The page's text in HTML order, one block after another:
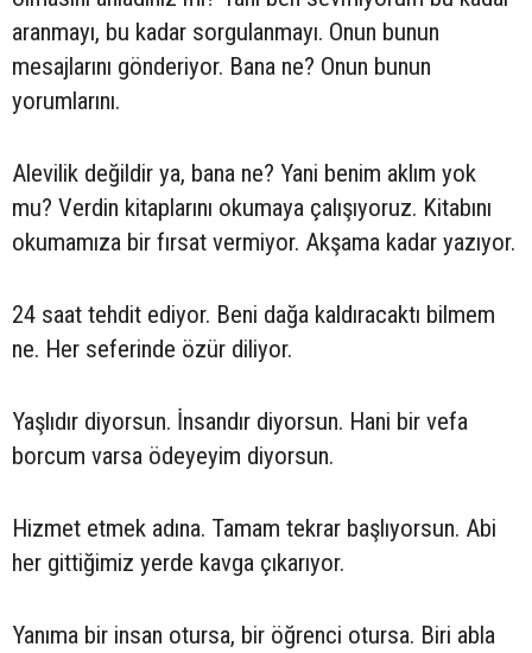
aranmayı, bu kadar sorgulanmayı. Onun bunun
mesajlarını gönderiyor. Bana ne? Onun bunun
yorumlarını.
Alevilik değildir ya, bana ne? Yani benim aklım yok
mu? Verdin kitaplarını okumaya çalışıyoruz. Kitabını
okumamıza bir fırsat vermiyor. Akşama kadar yazıyor.
24 saat tehdit ediyor. Beni dağa kaldıracaktı bilmem
ne. Her seferinde özür diliyor.
Yaşlıdır diyorsun. İnsandır diyorsun. Hani bir vefa
borcum varsa ödeyeyim diyorsun.
Hizmet etmek adına. Tamam tekrar başlıyorsun. Abi
her gittiğimiz yerde kavga çıkarıyor.
Yanıma bir insan otursa, bir öğrenci otursa. Biri abla